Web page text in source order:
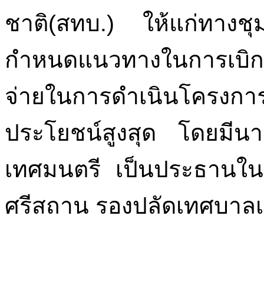
ชาติ(สทบ.) ให้แก่ทางชุ
กำหนดแนวทางในการเบิ
จ่ายในการดำเนินโครงก
ประโยชน์สูงสุด โดยมี
เทศมนตรี เป็นประธาน
ศรีสถาน รองปลัดเทศบา